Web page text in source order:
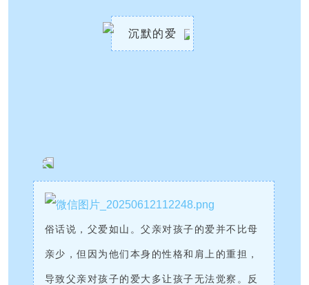
沉默的爱
俗话说，父爱如山。父亲对孩子的爱并不比母
亲少，但因为他们本身的性格和肩上的重担，
导致父亲对孩子的爱大多让孩子无法觉察。反